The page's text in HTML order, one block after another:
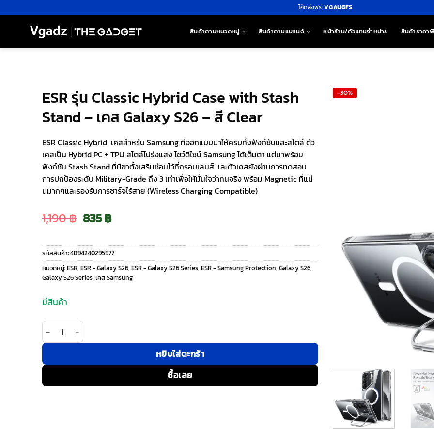
ไป
โค้ดส่งฟรี:VGAUGFS
สินค้าตามหมวดหมู่ สินค้าตามแบรนด์ หน้าร้าน/ตัวแทนจำหน่าย สินค้าราคา
ESR รุ่น Classic Hybrid Case with Stash
Stand – เคส Galaxy S26 – สี Clear
ESR Classic Hybrid เคสสำหรับ Samsung ที่ออกแบบมาให้ครบทั้งฟังก์ชันและสไตล์ ตัว
เคสเป็น Hybrid PC + TPU สไตล์โปร่งแสง โชว์ดีไซน์ Samsung ได้เต็มตา แต่มาพร้อม
ฟังก์ชัน Stash Stand ที่มีขาตั้งเสริมซ่อนไว้ที่กรอบเลนส์ และตัวเคสยังผ่านการทดสอบ
การปกป้องระดับ Military-Grade ถึง 3 เท่าเพื่อให้มั่นใจว่าทนจริง พร้อม Magnetic ที่แน่
นมากๆและรองรับการชาร์จไร้สาย (Wireless Charging Compatible)
1,190฿ Original
price
was:
835฿Current
price
is:
รหัสสินค้า:4894240295977
หมวดหมู่:ESR, ESR - Galaxy S26, ESR - Galaxy S26 Series, ESR - Samsung Protection, Galaxy S26,
Galaxy S26 Series, เคส Samsung
มีสินค้า
จำนวน ESR รุ่น Classic Hybrid Case with Stash Stand - เคส Galaxy S26 - สี Clear ชิ้น
หยิบใส่ตะกร้า
ซื้อเลย
-30%